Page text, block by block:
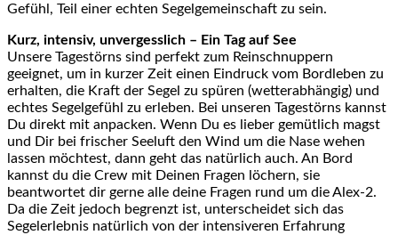
Gefühl, Teil einer echten Segelgemeinschaft zu sein.
Kurz, intensiv, unvergesslich – Ein Tag auf See
Unsere Tagestörns sind perfekt zum Reinschnuppern
geeignet, um in kurzer Zeit einen Eindruck vom Bordleben zu
erhalten, die Kraft der Segel zu spüren (wetterabhängig) und
echtes Segelgefühl zu erleben. Bei unseren Tagestörns kannst
Du direkt mit anpacken. Wenn Du es lieber gemütlich magst
und Dir bei frischer Seeluft den Wind um die Nase wehen
lassen möchtest, dann geht das natürlich auch. An Bord
kannst du die Crew mit Deinen Fragen löchern, sie
beantwortet dir gerne alle deine Fragen rund um die Alex-2.
Da die Zeit jedoch begrenzt ist, unterscheidet sich das
Segelerlebnis natürlich von der intensiveren Erfahrung